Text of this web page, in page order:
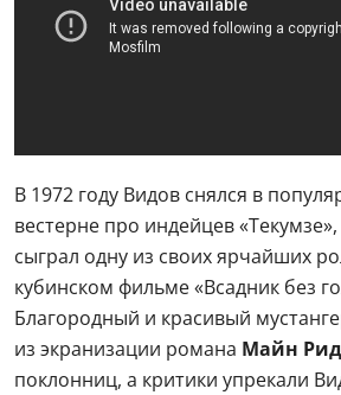
В 1972 году Видов снялся в
вестерне про индейцев «Текумзе»,
сыграл одну из своих ярчайших
кубинском фильме «Всадник без
Благородный и красивый
из экранизации романа Майн
поклонниц, а критики упрекали